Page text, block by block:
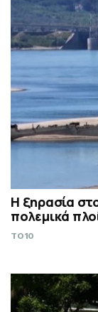
Η ξηρασία
πολεμικά
TO10